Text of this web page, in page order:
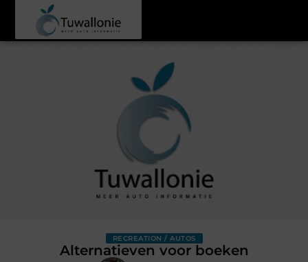
RECREATION / AUTOS
Alternatieven voor boeken